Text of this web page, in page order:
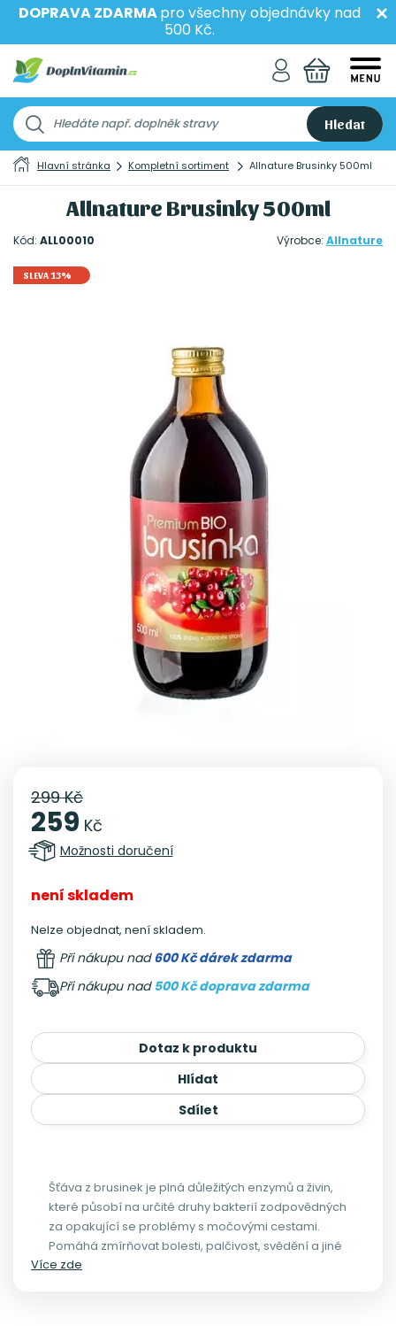
DOPRAVA ZDARMApro všechny objednávky nad
500 Kč.
Hledat
Hlavní stránka Kompletní sortiment Allnature Brusinky 500ml
Allnature Brusinky 500ml
Kód: ALL00010 Výrobce: Allnature
SLEVA 13%
299 Kč
259 Kč
Možnosti doručení
není skladem
Nelze objednat, není skladem.
Při nákupu nad600 Kč dárek zdarma
Při nákupu nad 500 Kč doprava zdarma
Dotaz k produktu
Hlídat
Sdílet
Šťáva z brusinek je plná důležitých enzymů a živin,
které působí na určité druhy bakterií zodpovědných
za opakující se problémy s močovými cestami.
Pomáhá zmírňovat bolesti, palčivost, svědění a jiné
příznaky tohoto onemocnění. Šťávu lze bez
Více zde